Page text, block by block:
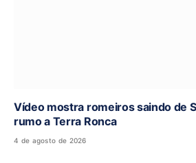
Vídeo mostra romeiros saindo de
rumo a Terra Ronca
4 de agosto de 2026